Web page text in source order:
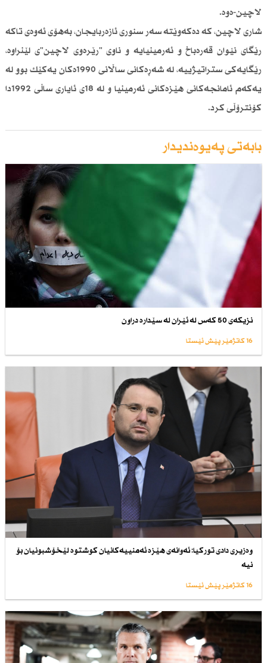
لاچین-ەوە.
شاری لاچین، كە دەكەوێتە سەر سنوری ئازەربایجان، بەهۆی ئەوەی تاكە
رێگای نێوان قەرەباخ و ئەرمینیایە و ناوی "رێرەوی لاچین"ی لێنراوە،
رێگایەكی ستراتیژییە، لە شەڕەكانی ساڵانی 1990ەكان یەكێك بوو لە
یەكەم ئامانجەكانی هێزەكانی ئەرمینیا و لە 18ی ئایاری ساڵی 1992دا
كۆنترۆڵی كرد.
بابەتی پەیوەندیدار
نزیكەی 50 كەس لە ئێران لە سێدارە دراون
16 کاتژمێر پێش ئێستا
وەزیری دادی توركیا: ئەوانەی هێزە ئەمنییەكانیان كوشتوە لێخۆشبونیان بۆ
نیە
16 کاتژمێر پێش ئێستا